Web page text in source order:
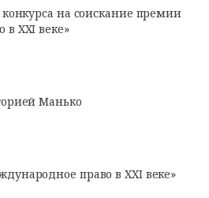
на соискание премии
XXI веке»
Манько
право в XXI веке»